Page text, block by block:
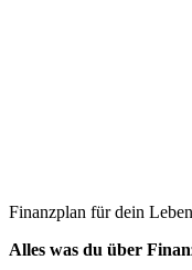
Finanzplan für dein Leben
Alles was du über